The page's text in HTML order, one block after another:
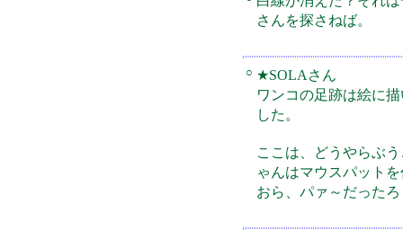
さんを探さねば。
○ ★SOLAさん
ワンコの足跡は絵に
した。
ここは、どうやらぶ
ゃんはマウスパット
おら、パァ～だった